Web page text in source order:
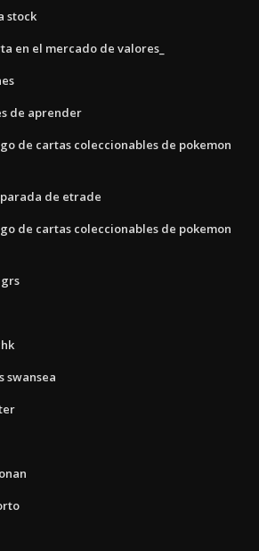
stock
en el mercado de valores_
de aprender
de cartas coleccionables de pokemon
de etrade
de cartas coleccionables de pokemon
swansea